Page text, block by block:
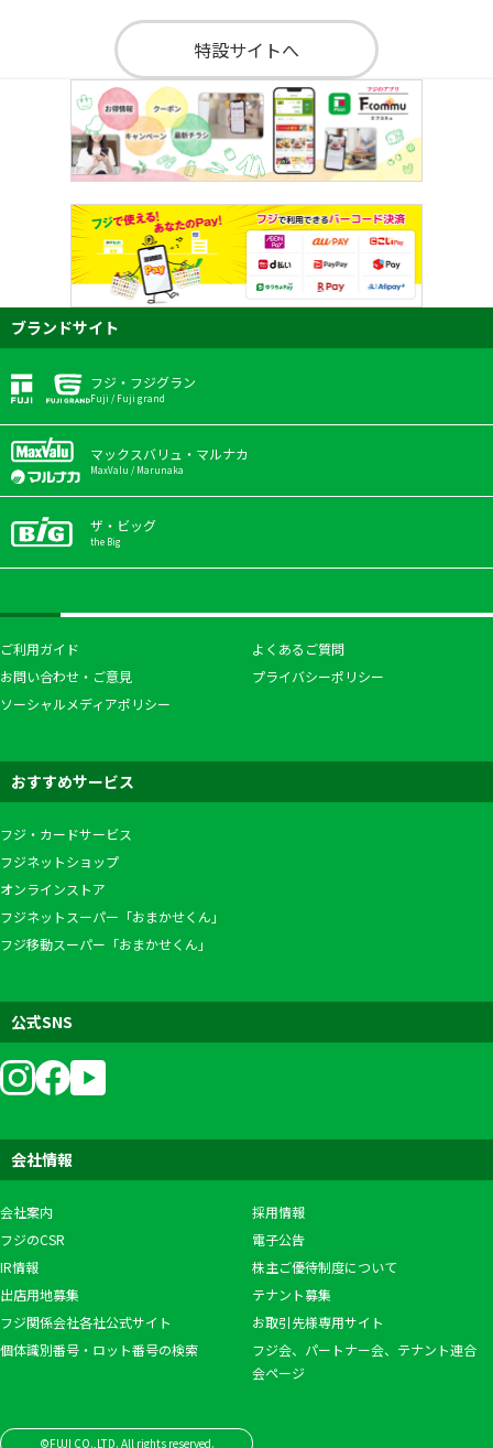
特設サイトへ
ブランドサイト
フジ・フジグラン
Fuji / Fuji grand
マックスバリュ・マルナカ
MaxValu / Marunaka
ザ・ビッグ
the Big
ご利用ガイド
よくあるご質問
お問い合わせ・ご意見
プライバシーポリシー
ソーシャルメディアポリシー
おすすめサービス
フジ・カードサービス
フジネットショップ
オンラインストア
フジネットスーパー「おまかせくん」
フジ移動スーパー「おまかせくん」
公式SNS
会社情報
会社案内
採用情報
フジのCSR
電子公告
IR情報
株主ご優待制度について
出店用地募集
テナント募集
フジ関係会社各社公式サイト
お取引先様専用サイト
個体識別番号・ロット番号の検索
フジ会、パートナー会、テナント連合
会ページ
©FUJI CO.,LTD. All rights reserved.